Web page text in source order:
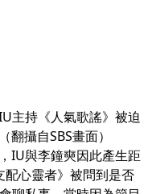
主持《人氣歌謠》被迫
攝自SBS畫面）
IU與李鐘奭因此產生距
心靈者》被問到是否